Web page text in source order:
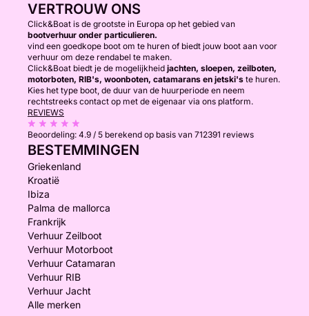
VERTROUW ONS
Click&Boat is de grootste in Europa op het gebied van
bootverhuur onder particulieren.
vind een goedkope boot om te huren of biedt jouw boot aan voor
verhuur om deze rendabel te maken.
Click&Boat biedt je de mogelijkheid jachten, sloepen, zeilboten,
motorboten, RIB's, woonboten, catamarans en jetski's te huren.
Kies het type boot, de duur van de huurperiode en neem
rechtstreeks contact op met de eigenaar via ons platform.
REVIEWS
Beoordeling: 4.9 / 5 berekend op basis van 712391 reviews
BESTEMMINGEN
Griekenland
Kroatië
Ibiza
Palma de mallorca
Frankrijk
Verhuur Zeilboot
Verhuur Motorboot
Verhuur Catamaran
Verhuur RIB
Verhuur Jacht
Alle merken